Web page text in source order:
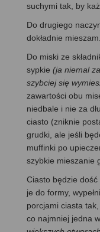
suchymi tak, by
Do drugiego
dokładnie mieszam.
Do miski ze
sypkie (ja niemal
szybciej się
zawartości obu
niedbale i nie za
ciasto (zniknie
grudki, ale jeśli
muffinki po
szybkie mieszanie
Ciasto będzie dość
je do formy,
porcjami ciasta
co najmniej jedna